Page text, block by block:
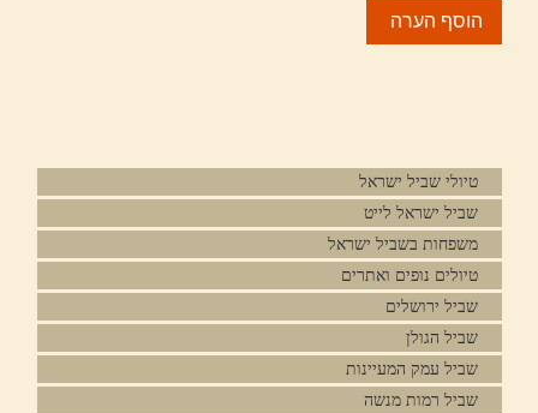
טיולי שביל ישראל
שביל ישראל לייט
משפחות בשביל ישראל
טיולים נופים ואתרים
שביל ירושלים
שביל הגולן
שביל עמק המעיינות
שביל רמות מנשה